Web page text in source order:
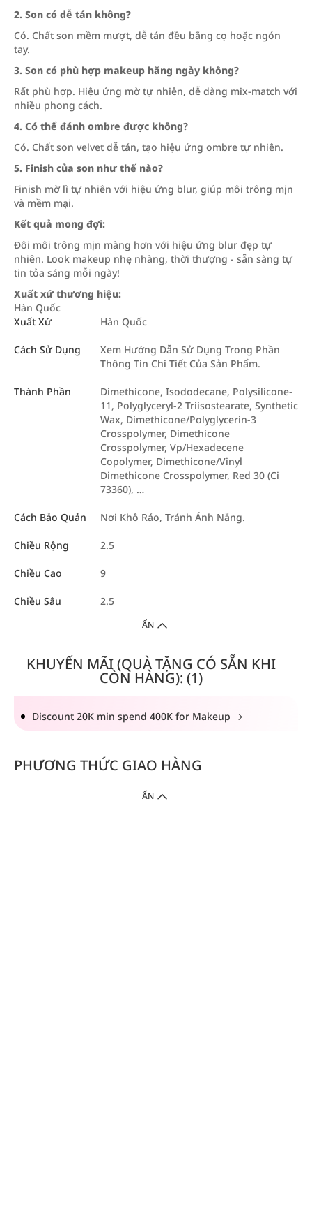
2. Son có dễ tán không?
Có. Chất son mềm mượt, dễ tán đều bằng cọ hoặc ngón
tay.
3. Son có phù hợp makeup hằng ngày không?
Rất phù hợp. Hiệu ứng mờ tự nhiên, dễ dàng mix-match với
nhiều phong cách.
4. Có thể đánh ombre được không?
Có. Chất son velvet dễ tán, tạo hiệu ứng ombre tự nhiên.
5. Finish của son như thế nào?
Finish mờ lì tự nhiên với hiệu ứng blur, giúp môi trông mịn
và mềm mại.
Kết quả mong đợi:
Đôi môi trông mịn màng hơn với hiệu ứng blur đẹp tự
nhiên. Look makeup nhẹ nhàng, thời thượng - sẵn sàng tự
tin tỏa sáng mỗi ngày!
Xuất xứ thương hiệu:
Hàn Quốc
Xuất Xứ
Hàn Quốc
Cách Sử Dụng
Xem Hướng Dẫn Sử Dụng Trong Phần
Thông Tin Chi Tiết Của Sản Phẩm.
Thành Phần
Dimethicone, Isododecane, Polysilicone-
11, Polyglyceryl-2 Triisostearate, Synthetic
Wax, Dimethicone/Polyglycerin-3
Crosspolymer, Dimethicone
Crosspolymer, Vp/Hexadecene
Copolymer, Dimethicone/Vinyl
Dimethicone Crosspolymer, Red 30 (Ci
73360), …
Cách Bảo Quản Nơi Khô Ráo, Tránh Ánh Nắng.
Chiều Rộng 2.5
Chiều Cao 9
Chiều Sâu 2.5
ẨN
KHUYẾN MÃI (QUÀ TẶNG CÓ SẴN KHI
CÒN HÀNG): (1)
Discount 20K min spend 400K for Makeup
PHƯƠNG THỨC GIAO HÀNG
ẨN